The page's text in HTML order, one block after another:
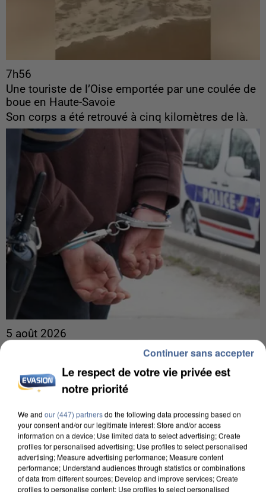
7h56
Une touriste de l’Oise emportée par une coulée de
boue en Haute-Savoie
Son corps a été retrouvé à cinq kilomètres de là.
5 août 2026
L’un des fondateurs supposés de la DZ Mafia
Il est soupçonné d'y avoir mené ses opérations en
France.
Le respect de votre vie privée est
notre priorité
We and our (447) partnersdo the following data processing based on
your consent and/or our legitimate interest: Store and/or access
information on a device; Use limited data to select advertising; Create
profiles for personalised advertising; Use profiles to select personalised
advertising; Measure advertising performance; Measure content
performance; Understand audiences through statistics or combinations
of data from different sources; Develop and improve services; Create
profiles to personalise content; Use profiles to select personalised
Continuer sans accepter